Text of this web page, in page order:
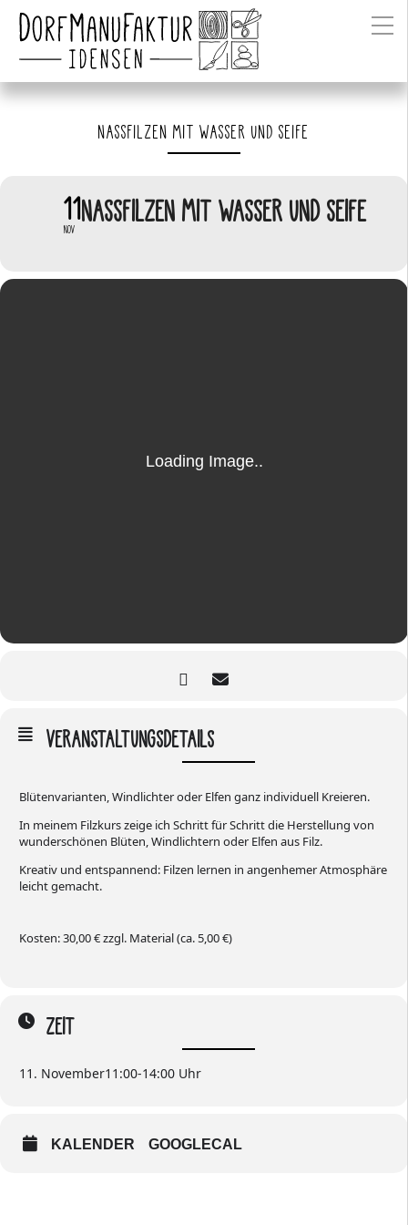
NASSFILZEN MIT WASSER UND SEIFE
11
NOV
NASSFILZEN MIT WASSER UND SEIFE
VERANSTALTUNGSDETAILS
Blütenvarianten, Windlichter oder Elfen ganz individuell Kreieren.
In meinem Filzkurs zeige ich Schritt für Schritt die Herstellung von
wunderschönen Blüten, Windlichtern oder Elfen aus Filz.
Kreativ und entspannend: Filzen lernen in angenhemer Atmosphäre
leicht gemacht.
Kosten: 30,00 € zzgl. Material (ca. 5,00 €)
ZEIT
11. November11:00-14:00
KALENDER GOOGLECAL